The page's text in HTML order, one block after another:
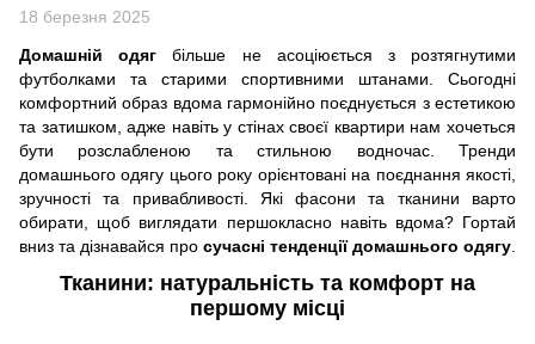
18 березня 2025
Домашній одяг більше не асоціюється з розтягнутими
футболками та старими спортивними штанами. Сьогодні
комфортний образ вдома гармонійно поєднується з естетикою
та затишком, адже навіть у стінах своєї квартири нам хочеться
бути розслабленою та стильною водночас. Тренди
домашнього одягу цього року орієнтовані на поєднання якості,
зручності та привабливості. Які фасони та тканини варто
обирати, щоб виглядати першокласно навіть вдома? Гортай
вниз та дізнавайся про сучасні тенденції домашнього одягу
Тканини: натуральність та комфорт на
першому місці